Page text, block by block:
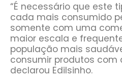
“É necessário que este
cada mais consumido
somente com uma
maior escala e
população mais
consumir produtos com
declarou Edilsinho.